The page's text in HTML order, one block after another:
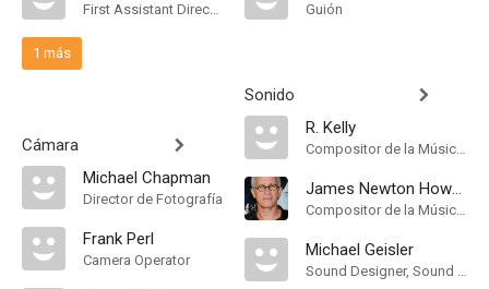
First Assistant Director
1 más
Cámara
Michael Chapman
Director de Fotografía
Frank Perl
Camera Operator
Guión
Sonido
R. Kelly
Compositor de la Música Original
James Newton Howard
Compositor de la Música Original
Michael Geisler
Sound Designer, Sound Effects Editor